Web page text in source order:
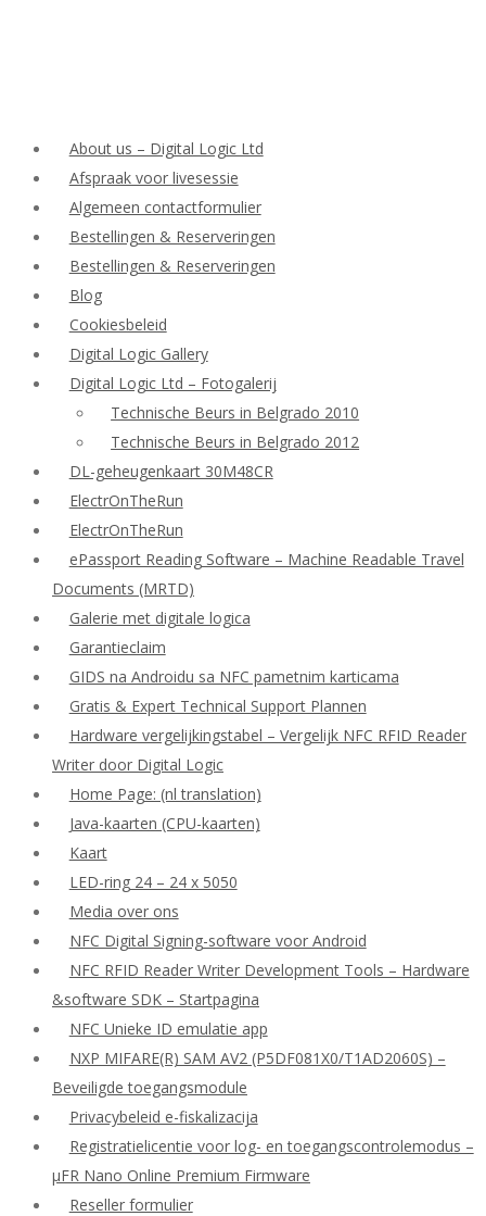
About us – Digital Logic Ltd
Afspraak voor livesessie
Algemeen contactformulier
Bestellingen & Reserveringen
Bestellingen & Reserveringen
Blog
Cookiesbeleid
Digital Logic Gallery
Digital Logic Ltd – Fotogalerij
Technische Beurs in Belgrado 2010
Technische Beurs in Belgrado 2012
DL-geheugenkaart 30M48CR
ElectrOnTheRun
ElectrOnTheRun
ePassport Reading Software – Machine Readable Travel
Documents (MRTD)
Galerie met digitale logica
Garantieclaim
GIDS na Androidu sa NFC pametnim karticama
Gratis & Expert Technical Support Plannen
Hardware vergelijkingstabel – Vergelijk NFC RFID Reader
Writer door Digital Logic
Home Page: (nl translation)
Java-kaarten (CPU-kaarten)
Kaart
LED-ring 24 – 24 x 5050
Media over ons
NFC Digital Signing-software voor Android
NFC RFID Reader Writer Development Tools – Hardware
&software SDK – Startpagina
NFC Unieke ID emulatie app
NXP MIFARE(R) SAM AV2 (P5DF081X0/T1AD2060S) –
Beveiligde toegangsmodule
Privacybeleid e-fiskalizacija
Registratielicentie voor log- en toegangscontrolemodus –
μFR Nano Online Premium Firmware
Reseller formulier